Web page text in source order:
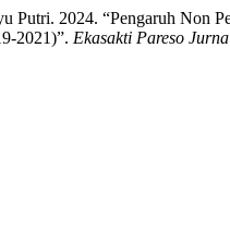
Putri. 2024. “Pengaruh Non
2021)”. Ekasakti Pareso